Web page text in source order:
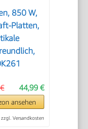
850 W,
Platten,
44,99 €
ansehen
Versandkosten